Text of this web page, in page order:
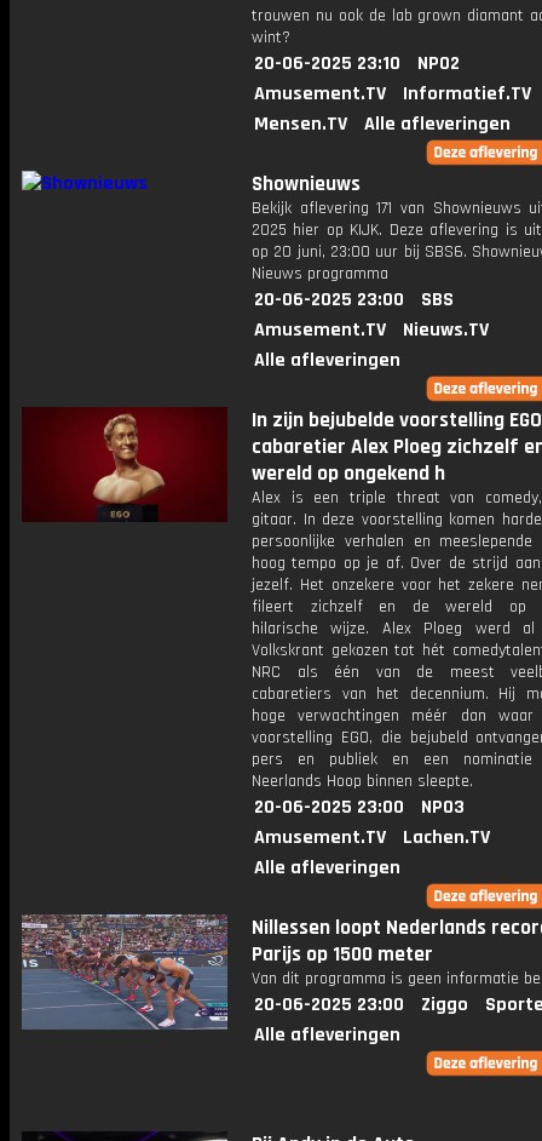
trouwen nu ook de lab grown diamant
wint?
20-06-2025 23:10
NPO2
Amusement.TV
Informatief.TV
Mensen.TV
Alle afleveringen
Shownieuws
Bekijk aflevering 171 van Shownieuws
2025 hier op KIJK. Deze aflevering is
op 20 juni, 23:00 uur bij SBS6.
Nieuws programma
20-06-2025 23:00
SBS
Amusement.TV
Nieuws.TV
Alle afleveringen
In zijn bejubelde voorstelling
cabaretier Alex Ploeg zichzelf
wereld op ongekend h
Alex is een triple threat van
gitaar. In deze voorstelling komen
persoonlijke verhalen en
hoog tempo op je af. Over de strijd
jezelf. Het onzekere voor het zekere
fileert zichzelf en de wereld op
hilarische wijze. Alex Ploeg werd
Volkskrant gekozen tot hét
NRC als één van de meest
cabaretiers van het decennium. Hij
hoge verwachtingen méér dan
voorstelling EGO, die bejubeld
pers en publiek en een
Neerlands Hoop binnen sleepte.
20-06-2025 23:00
NPO3
Amusement.TV
Lachen.TV
Alle afleveringen
Nillessen loopt Nederlands
Parijs op 1500 meter
Van dit programma is geen informatie
20-06-2025 23:00 Ziggo
Alle afleveringen